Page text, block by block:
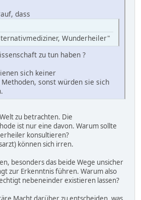
dass
Wunderheiler"
zu tun haben ?
sich keiner
sonst würden sie sich
zu betrachten. Die
ist nur eine davon. Warum sollte
konsultieren?
können sich irren.
besonders das beide Wege unsicher
zur Erkenntnis führen. Warum also
nebeneinder existieren lassen?